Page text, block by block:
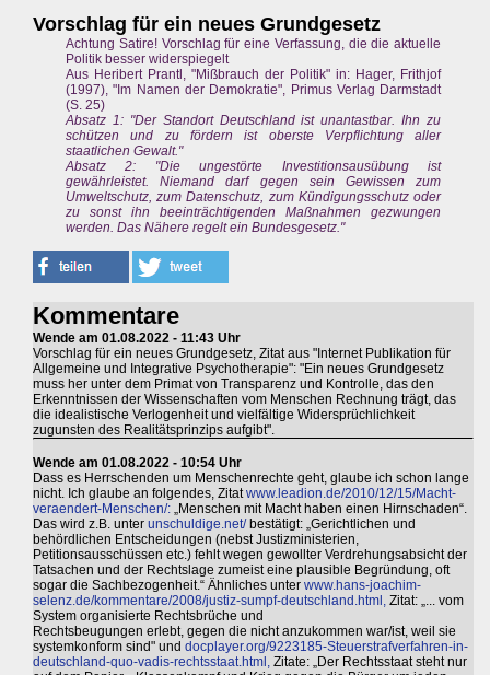
Vorschlag für ein neues Grundgesetz
Achtung Satire! Vorschlag für eine Verfassung, die die aktuelle
Politik besser widerspiegelt
Aus Heribert Prantl, "Mißbrauch der Politik" in: Hager, Frithjof
(1997), "Im Namen der Demokratie", Primus Verlag Darmstadt
(S. 25)
Absatz 1: "Der Standort Deutschland ist unantastbar. Ihn zu
schützen und zu fördern ist oberste Verpflichtung aller
staatlichen Gewalt."
Absatz 2: "Die ungestörte Investitionsausübung ist
gewährleistet. Niemand darf gegen sein Gewissen zum
Umweltschutz, zum Datenschutz, zum Kündigungsschutz oder
zu sonst ihn beeinträchtigenden Maßnahmen gezwungen
werden. Das Nähere regelt ein Bundesgesetz."
Kommentare
Wende am 01.08.2022 - 11:43 Uhr
Vorschlag für ein neues Grundgesetz, Zitat aus "Internet Publikation für
Allgemeine und Integrative Psychotherapie": "Ein neues Grundgesetz
muss her unter dem Primat von Transparenz und Kontrolle, das den
Erkenntnissen der Wissenschaften vom Menschen Rechnung trägt, das
die idealistische Verlogenheit und vielfältige Widersprüchlichkeit
zugunsten des Realitätsprinzips aufgibt".
Wende am 01.08.2022 - 10:54 Uhr
Dass es Herrschenden um Menschenrechte geht, glaube ich schon lange
nicht. Ich glaube an folgendes, Zitatwww.leadion.de/2010/12/15/Macht-
veraendert-Menschen/: „Menschen mit Macht haben einen Hirnschaden“.
Das wird z.B. unter unschuldige.net/bestätigt: „Gerichtlichen und
behördlichen Entscheidungen (nebst Justizministerien,
Petitionsausschüssen etc.) fehlt wegen gewollter Verdrehungsabsicht der
Tatsachen und der Rechtslage zumeist eine plausible Begründung, oft
sogar die Sachbezogenheit.“ Ähnliches unter www.hans-joachim-
selenz.de/kommentare/2008/justiz-sumpf-deutschland.html, Zitat: „... vom
System organisierte Rechtsbrüche und
Rechtsbeugungen erlebt, gegen die nicht anzukommen war/ist, weil sie
systemkonform sind" und docplayer.org/9223185-Steuerstrafverfahren-in-
deutschland-quo-vadis-rechtsstaat.html, Zitate: „Der Rechtsstaat steht nur